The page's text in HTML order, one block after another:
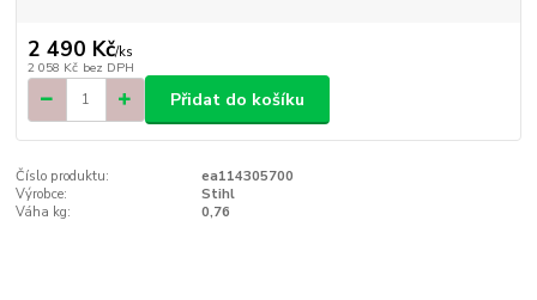
2 490 Kč/ks
2 058 Kč bez DPH
Přidat do košíku
Číslo produktu:
ea114305700
Výrobce:
Stihl
Váha kg:
0,76